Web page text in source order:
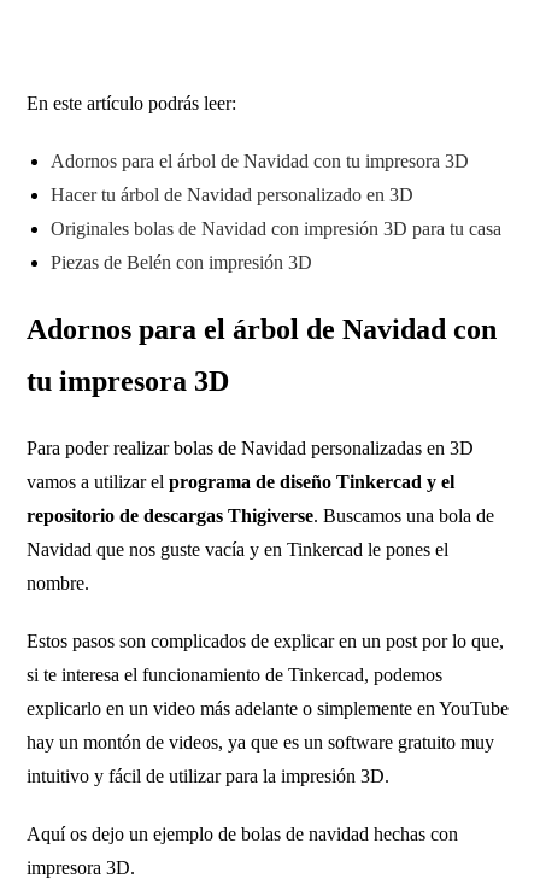
En este artículo podrás leer:
Adornos para el árbol de Navidad con tu impresora 3D
Hacer tu árbol de Navidad personalizado en 3D
Originales bolas de Navidad con impresión 3D para tu casa
Piezas de Belén con impresión 3D
Adornos para el árbol de Navidad con
tu impresora 3D
Para poder realizar bolas de Navidad personalizadas en 3D
vamos a utilizar elprograma de diseño Tinkercad y el
repositorio de descargas Thigiverse. Buscamos una bola de
Navidad que nos guste vacía y en Tinkercad le pones el
nombre.
Estos pasos son complicados de explicar en un post por lo que,
si te interesa el funcionamiento de Tinkercad, podemos
explicarlo en un video más adelante o simplemente en YouTube
hay un montón de videos, ya que es un software gratuito muy
intuitivo y fácil de utilizar para la impresión 3D.
Aquí os dejo un ejemplo de bolas de navidad hechas con
impresora 3D.